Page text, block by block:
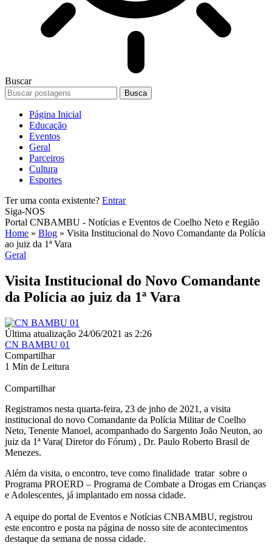
Buscar
Página Inicial
Educação
Eventos
Geral
Parceiros
Cultura
Esportes
Ter uma conta existente? Entrar
Siga-NOS
Portal CNBAMBU - Notícias e Eventos de Coelho Neto e Região
Home » Blog » Visita Institucional do Novo Comandante da Polícia
ao juiz da 1ª Vara
Geral
Visita Institucional do Novo Comandante
da Polícia ao juiz da 1ª Vara
Última atualização 24/06/2021 as 2:26
CN BAMBU 01
Compartilhar
1 Min de Leitura
Compartilhar
Registramos nesta quarta-feira, 23 de jnho de 2021, a visita
institucional do novo Comandante da Polícia Militar de Coelho
Neto, Tenente Manoel, acompanhado do Sargento João Neuton, ao
juiz da 1ª Vara( Diretor do Fórum) , Dr. Paulo Roberto Brasil de
Menezes.
Além da visita, o encontro, teve como finalidade tratar sobre o
Programa PROERD – Programa de Combate a Drogas em Crianças
e Adolescentes, já implantado em nossa cidade.
A equipe do portal de Eventos e Notícias CNBAMBU, registrou
este encontro e posta na página de nosso site de acontecimentos
destaque da semana de nossa cidade.